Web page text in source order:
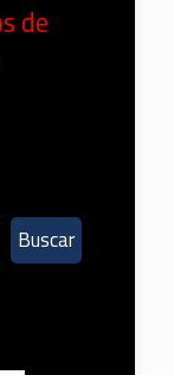
de
Buscar